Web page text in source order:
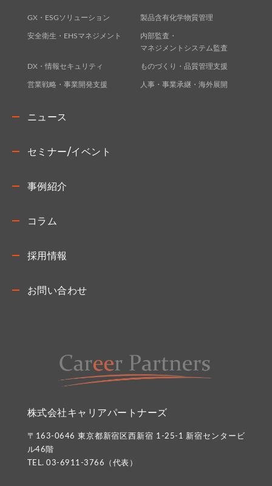
GX・ESGソリューション 製品含有化学物質管理
安全衛生・EHSマネジメント
内部監査・
マネジメントシステム監査
DX・情報セキュリティ ものづくり・品質管理支援
営業戦略・事業開発支援 人事・事業承継・海外展開
ニュース
セミナー/イベント
事例紹介
コラム
採用情報
お問い合わせ
株式会社キャリアパートナーズ
〒163-0646 東京都新宿区西新宿 1-25-1 新宿センタービ
ル46階
TEL. 03-6911-3766（代表）